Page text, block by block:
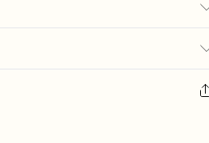
€7.99
les bijoux pour piercings, les jouets